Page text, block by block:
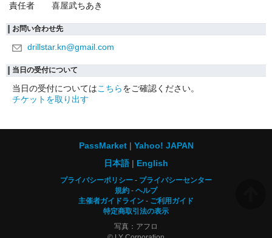
責任者 喜屋武ちあき
お問い合わせ先
drillstar.kn@gmail.com
当日の受付について
当日の受付についてはこちらをご確認ください。
チケットを取り出す
PassMarket
Yahoo! JAPAN
日本語
English
プライバシーポリシー
プライバシーセンター
規約
ヘルプ
主催者ガイドライン
ご利用ガイド
特定商取引法の表示
写真：アフロ